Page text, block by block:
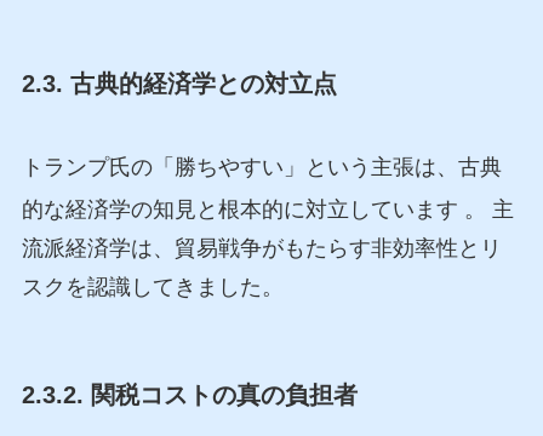
2.3. 古典的経済学との対立点
トランプ氏の「勝ちやすい」という主張は、古典
的な経済学の知見と根本的に対立しています 。 主
流派経済学は、貿易戦争がもたらす非効率性とリ
スクを認識してきました。
2.3.2. 関税コストの真の負担者